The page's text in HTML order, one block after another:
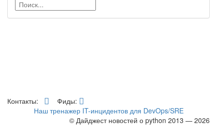
Контакты:
Фиды:
Наш тренажер IT-инцидентов для DevOps/SRE
© Дайджест новостей о python 2013 — 2026